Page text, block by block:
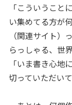
「こういうこと
い集めてる方が
（関連サイト
らっしゃる、世
「いま書き心地
切っていただいて